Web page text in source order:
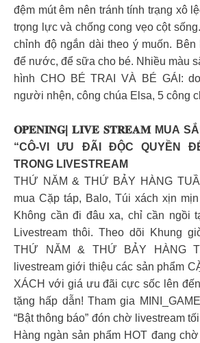
đệm mút êm nên tránh tính trạng xô
trọng lực và chống cong vẹo cột
chỉnh độ ngắn dài theo ý muốn. Bên
để nước, để sữa cho bé. Nhiều màu
hình CHO BÉ TRAI VÀ BÉ GÁI:
người nhện, công chúa Elsa, 5 công
𝐎𝐏𝐄𝐍𝐈𝐍𝐆| 𝐋𝐈𝐕𝐄 𝐒𝐓𝐑𝐄𝐀𝐌 MUA
“CÔ-VI ƯU ĐÃI ĐỘC QUYỀN
TRONG LIVESTREAM
THỨ NĂM & THỨ BẢY HÀNG
mua Cặp táp, Balo, Túi xách xịn
Không cần đi đâu xa, chỉ cần ngồi
Livestream thôi. Theo dõi Khung
THỨ NĂM & THỨ BẢY HÀNG
livestream giới thiệu các sản phẩm
XÁCH với giá ưu đãi cực sốc lên
tặng hấp dẫn! Tham gia
“Bật thông báo” đón chờ livestream
Hàng ngàn sản phẩm HOT đang